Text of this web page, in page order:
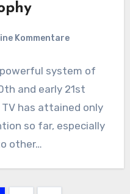
Kommentare
system of
and early 21st
has attained only
so far, especially
other…